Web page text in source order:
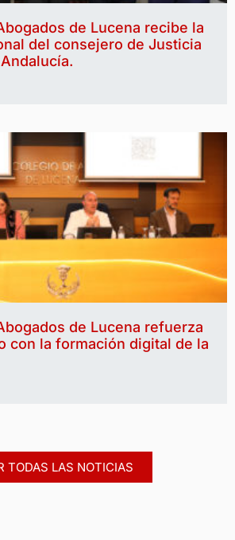
de Lucena recibe la
del consejero de Justicia
de Lucena refuerza
con la formación digital de la
TODAS LAS NOTICIAS